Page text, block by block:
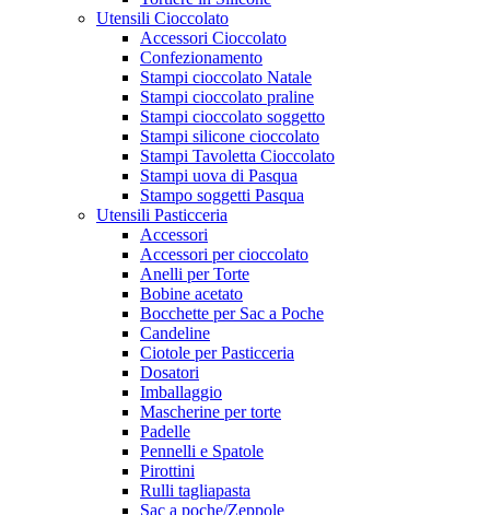
Utensili Cioccolato
Accessori Cioccolato
Confezionamento
Stampi cioccolato Natale
Stampi cioccolato praline
Stampi cioccolato soggetto
Stampi silicone cioccolato
Stampi Tavoletta Cioccolato
Stampi uova di Pasqua
Stampo soggetti Pasqua
Utensili Pasticceria
Accessori
Accessori per cioccolato
Anelli per Torte
Bobine acetato
Bocchette per Sac a Poche
Candeline
Ciotole per Pasticceria
Dosatori
Imballaggio
Mascherine per torte
Padelle
Pennelli e Spatole
Pirottini
Rulli tagliapasta
Sac a poche/Zeppole